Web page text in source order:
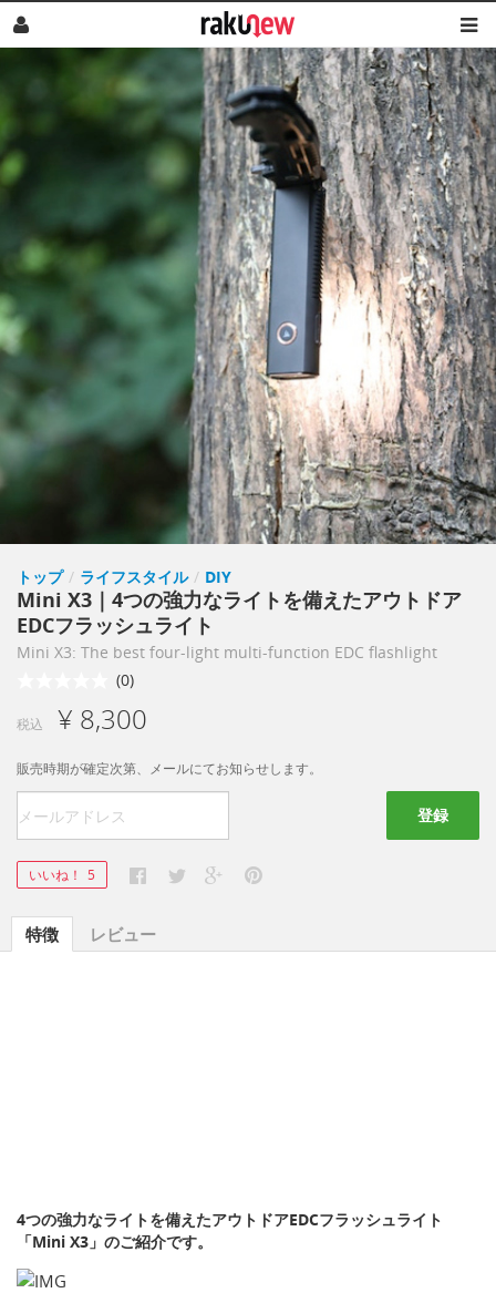
トップ / ライフスタイル / DIY
Mini X3｜4つの強力なライトを備えたアウトドア
EDCフラッシュライト
Mini X3: The best four-light multi-function EDC flashlight
(0)
税込 ¥ 8,300
販売時期が確定次第、メールにてお知らせします。
登録
いいね！ 5
特徴 レビュー
4つの強力なライトを備えたアウトドアEDCフラッシュライト
「Mini X3」のご紹介です。